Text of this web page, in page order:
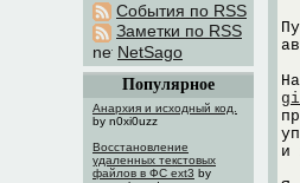
События по RSS
Заметки по RSS
NetSago
Популярное
Анархия и исходный код.
by n0xi0uzz
Восстановление
удаленных текстовых
файлов в ФС ext3 by
и